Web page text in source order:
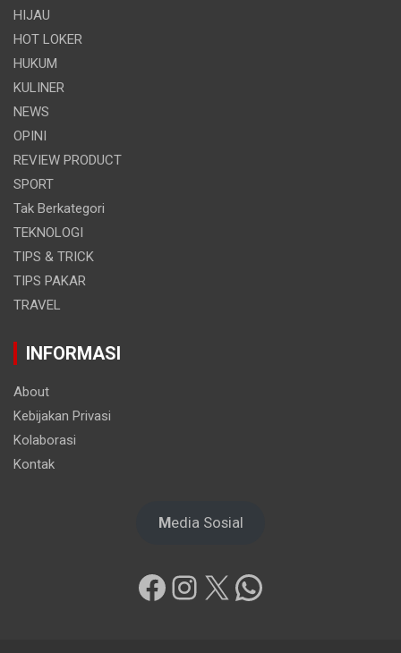
HIJAU
HOT LOKER
HUKUM
KULINER
NEWS
OPINI
REVIEW PRODUCT
SPORT
Tak Berkategori
TEKNOLOGI
TIPS & TRICK
TIPS PAKAR
TRAVEL
INFORMASI
About
Kebijakan Privasi
Kolaborasi
Kontak
Media Sosial
Facebook
Instagram
X WhatsApp